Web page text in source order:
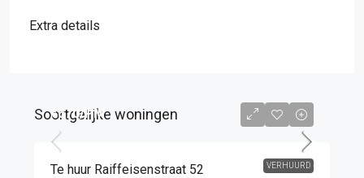
Extra details
Soortgelijke woningen
VERHUURD
€670/PM
Te huur Raiffeisenstraat 52